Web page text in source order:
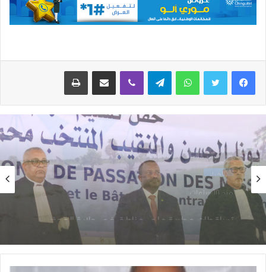
واتساب تيلقرام ڤايبر مشاركة عبر البريد طباعة
الأخبار
الأخبار
منذ 12 ساعة
وزير العدل يترأس مراسم تبادل المهام بين النقيب
السابق والنقيب المنتخب للهيئة الوطنية للمحامين